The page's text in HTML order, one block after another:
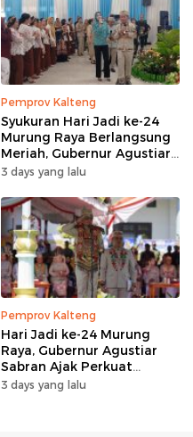
Pemprov Kalteng
Syukuran Hari Jadi ke-24
Murung Raya Berlangsung
Meriah, Gubernur Agustiar
Sabran Hibur Masyarakat
3 days yang lalu
Pemprov Kalteng
Hari Jadi ke-24 Murung
Raya, Gubernur Agustiar
Sabran Ajak Perkuat
Sinergi Pembangunan
3 days yang lalu